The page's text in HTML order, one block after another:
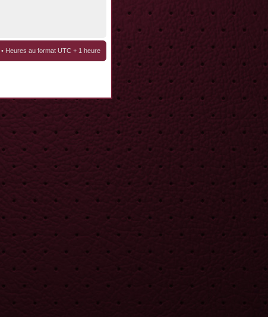
• Heures au format UTC + 1 heure